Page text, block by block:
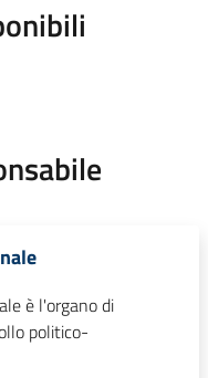
è l'organo di
politico-